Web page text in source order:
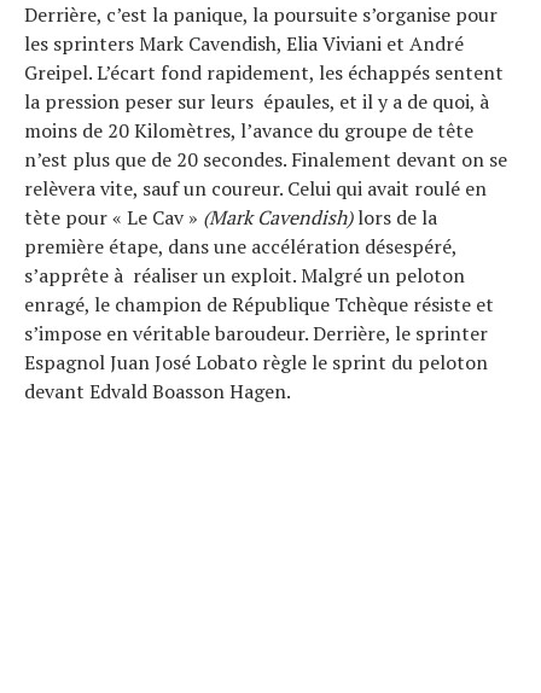
Derrière, c’est la panique, la poursuite s’organise pour
les sprinters Mark Cavendish, Elia Viviani et André
Greipel. L’écart fond rapidement, les échappés sentent
la pression peser sur leurs épaules, et il y a de quoi, à
moins de 20 Kilomètres, l’avance du groupe de tête
n’est plus que de 20 secondes. Finalement devant on se
relèvera vite, sauf un coureur. Celui qui avait roulé en
tète pour « Le Cav » (Mark Cavendish)lors de la
première étape, dans une accélération désespéré,
s’apprête à réaliser un exploit. Malgré un peloton
enragé, le champion de République Tchèque résiste et
s’impose en véritable baroudeur. Derrière, le sprinter
Espagnol Juan José Lobato règle le sprint du peloton
devant Edvald Boasson Hagen.